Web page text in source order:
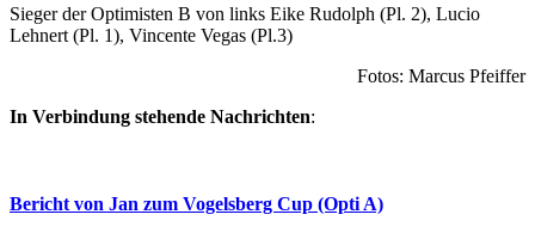
Sieger der Optimisten B von links Eike Rudolph (Pl. 2), Lucio
Lehnert (Pl. 1), Vincente Vegas (Pl.3)
Fotos: Marcus Pfeiffer
In Verbindung stehende Nachrichten:
Bericht von Jan zum Vogelsberg Cup (Opti A)